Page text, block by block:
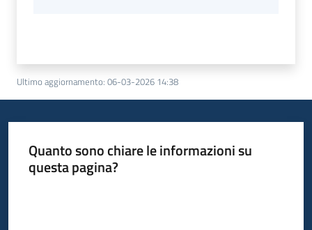
Ultimo aggiornamento: 06-03-2026 14:38
Quanto sono chiare le informazioni su
questa pagina?